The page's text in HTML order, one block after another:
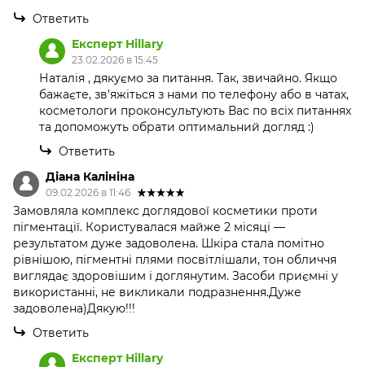
Ответить
Експерт Hillary
23.02.2026 в 15:45
Наталія , дякуємо за питання. Так, звичайно. Якщо
бажаєте, зв'яжіться з нами по телефону або в чатах,
косметологи проконсультують Вас по всіх питаннях
та допоможуть обрати оптимальний догляд :)
Ответить
Діана Калініна
09.02.2026 в 11:46
Замовляла комплекс доглядової косметики проти
пігментації. Користувалася майже 2 місяці —
результатом дуже задоволена. Шкіра стала помітно
рівнішою, пігментні плями посвітлішали, тон обличчя
виглядає здоровішим і доглянутим. Засоби приємні у
використанні, не викликали подразнення.Дуже
задоволена)Дякую!!!
Ответить
Експерт Hillary